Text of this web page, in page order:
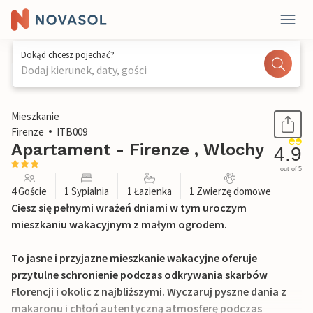
Dokąd chcesz pojechać?
Dodaj kierunek, daty, gości
1 / 21
Mieszkanie
Firenze
ITB009
Apartament - Firenze , Wlochy 4.9
out of 5
4 Goście 1 Sypialnia 1 Łazienka 1 Zwierzę domowe
Ciesz się pełnymi wrażeń dniami w tym uroczym
mieszkaniu wakacyjnym z małym ogrodem.
To jasne i przyjazne mieszkanie wakacyjne oferuje
przytulne schronienie podczas odkrywania skarbów
Florencji i okolic z najbliższymi. Wyczaruj pyszne dania z
makaronu i chłoń autentyczną atmosferę podczas